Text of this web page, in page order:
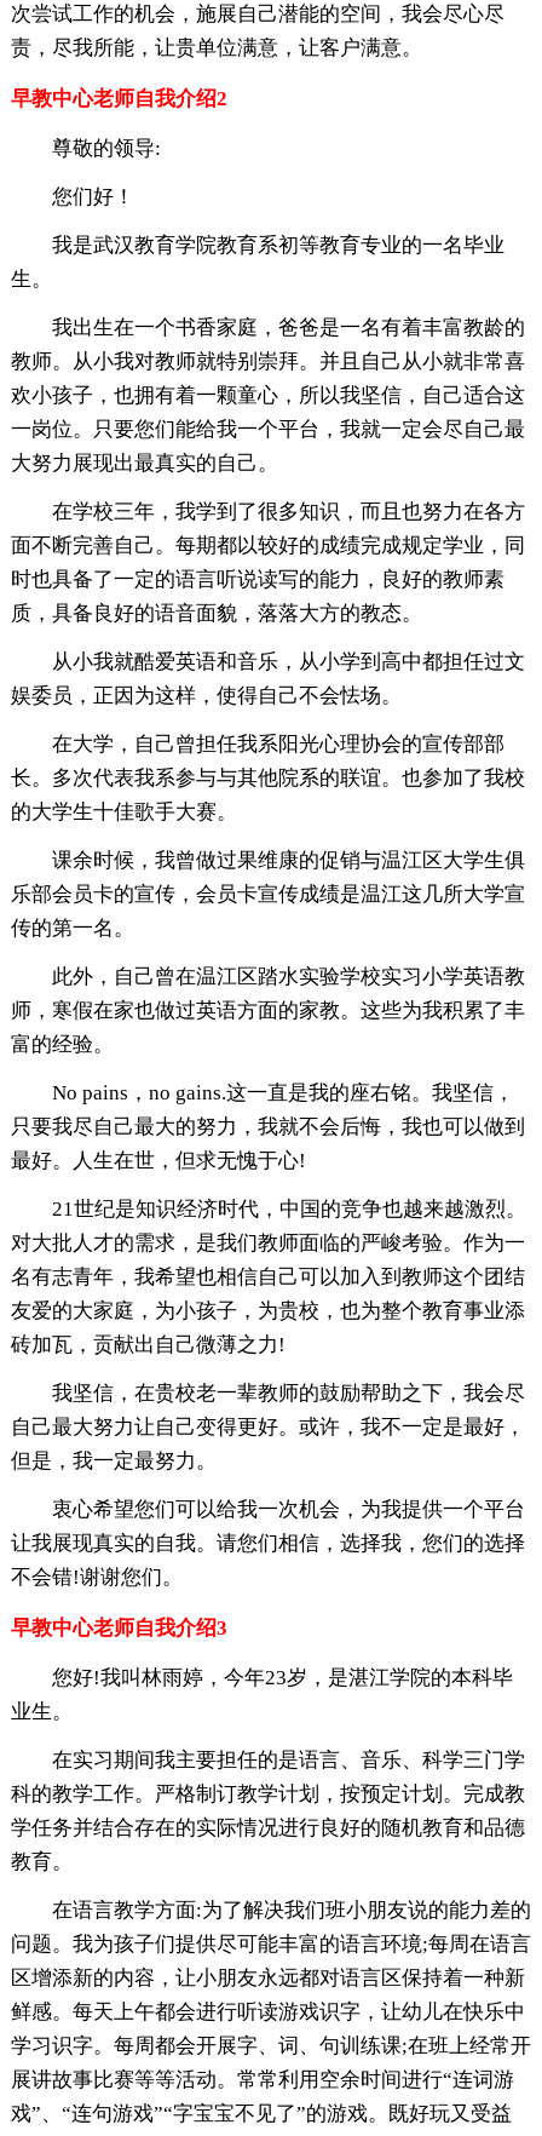
次尝试工作的机会，施展自己潜能的空间，我会尽心尽
责，尽我所能，让贵单位满意，让客户满意。
早教中心老师自我介绍2
尊敬的领导:
您们好！
我是武汉教育学院教育系初等教育专业的一名毕业
生。
我出生在一个书香家庭，爸爸是一名有着丰富教龄的
教师。从小我对教师就特别崇拜。并且自己从小就非常喜
欢小孩子，也拥有着一颗童心，所以我坚信，自己适合这
一岗位。只要您们能给我一个平台，我就一定会尽自己最
大努力展现出最真实的自己。
在学校三年，我学到了很多知识，而且也努力在各方
面不断完善自己。每期都以较好的成绩完成规定学业，同
时也具备了一定的语言听说读写的能力，良好的教师素
质，具备良好的语音面貌，落落大方的教态。
从小我就酷爱英语和音乐，从小学到高中都担任过文
娱委员，正因为这样，使得自己不会怯场。
在大学，自己曾担任我系阳光心理协会的宣传部部
长。多次代表我系参与与其他院系的联谊。也参加了我校
的大学生十佳歌手大赛。
课余时候，我曾做过果维康的促销与温江区大学生俱
乐部会员卡的宣传，会员卡宣传成绩是温江这几所大学宣
传的第一名。
此外，自己曾在温江区踏水实验学校实习小学英语教
师，寒假在家也做过英语方面的家教。这些为我积累了丰
富的经验。
No pains，no gains.这一直是我的座右铭。我坚信，
只要我尽自己最大的努力，我就不会后悔，我也可以做到
最好。人生在世，但求无愧于心!
21世纪是知识经济时代，中国的竞争也越来越激烈。
对大批人才的需求，是我们教师面临的严峻考验。作为一
名有志青年，我希望也相信自己可以加入到教师这个团结
友爱的大家庭，为小孩子，为贵校，也为整个教育事业添
砖加瓦，贡献出自己微薄之力!
我坚信，在贵校老一辈教师的鼓励帮助之下，我会尽
自己最大努力让自己变得更好。或许，我不一定是最好，
但是，我一定最努力。
衷心希望您们可以给我一次机会，为我提供一个平台
让我展现真实的自我。请您们相信，选择我，您们的选择
不会错!谢谢您们。
早教中心老师自我介绍3
您好!我叫林雨婷，今年23岁，是湛江学院的本科毕
业生。
在实习期间我主要担任的是语言、音乐、科学三门学
科的教学工作。严格制订教学计划，按预定计划。完成教
学任务并结合存在的实际情况进行良好的随机教育和品德
教育。
在语言教学方面:为了解决我们班小朋友说的能力差的
问题。我为孩子们提供尽可能丰富的语言环境;每周在语言
区增添新的内容，让小朋友永远都对语言区保持着一种新
鲜感。每天上午都会进行听读游戏识字，让幼儿在快乐中
学习识字。每周都会开展字、词、句训练课;在班上经常开
展讲故事比赛等等活动。常常利用空余时间进行“连词游
戏”、“连句游戏”“字宝宝不见了”的游戏。既好玩又受益